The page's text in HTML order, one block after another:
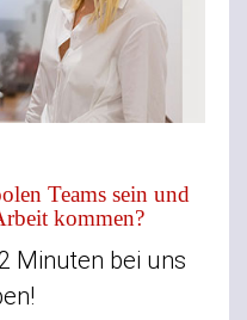
Teams sein und
kommen?
Minuten bei uns